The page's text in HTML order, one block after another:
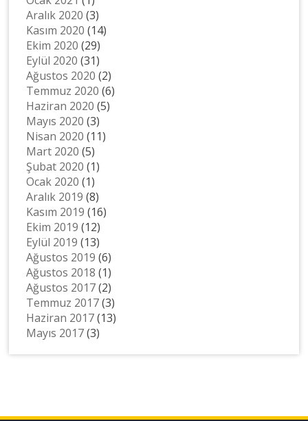
Aralık 2020 (3)
Kasım 2020 (14)
Ekim 2020 (29)
Eylül 2020 (31)
Ağustos 2020 (2)
Temmuz 2020 (6)
Haziran 2020 (5)
Mayıs 2020 (3)
Nisan 2020 (11)
Mart 2020 (5)
Şubat 2020 (1)
Ocak 2020 (1)
Aralık 2019 (8)
Kasım 2019 (16)
Ekim 2019 (12)
Eylül 2019 (13)
Ağustos 2019 (6)
Ağustos 2018 (1)
Ağustos 2017(2)
Temmuz 2017(3)
Haziran 2017(13)
Mayıs 2017(3)